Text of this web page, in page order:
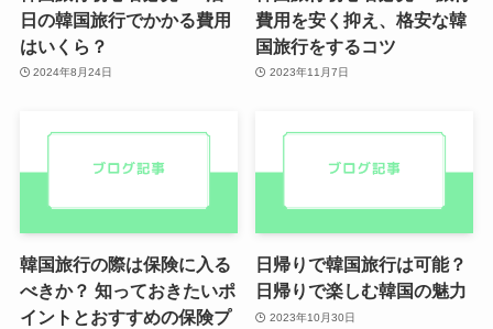
日の韓国旅行でかかる費用
はいくら？
2024年8月24日
費用を安く抑え、格安な韓
国旅行をするコツ
2023年11月7日
韓国旅行の際は保険に入る
べきか？ 知っておきたいポ
イントとおすすめの保険プ
日帰りで韓国旅行は可能？
日帰りで楽しむ韓国の魅力
2023年10月30日